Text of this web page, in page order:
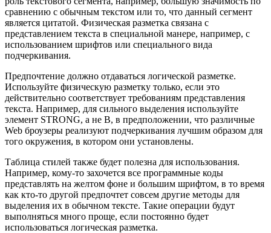
сравнению с обычным текстом или то, что данный сегмент
является цитатой. Физическая разметка связана с
представлением текста в специальной манере, например, с
использованием шрифтов или специального вида
подчеркивания.
Предпочтение должно отдаваться логической разметке.
Используйте физическую разметку только, если это
действительно соответствует требованиям представления
текста. Например, для сильного выделения используйте
элемент STRONG, а не B, в предположении, что различные
Web броузеры реализуют подчеркивания лучшим образом для
того окружения, в котором они установлены.
Таблица стилей также будет полезна для использования.
Например, кому-то захочется все программные коды
представлять на желтом фоне и большим шрифтом, в то время
как кто-то другой предпочтет совсем другие методы для
выделения их в обычном тексте. Такие операции будут
выполняться много проще, если постоянно будет
использоваться логическая разметка.